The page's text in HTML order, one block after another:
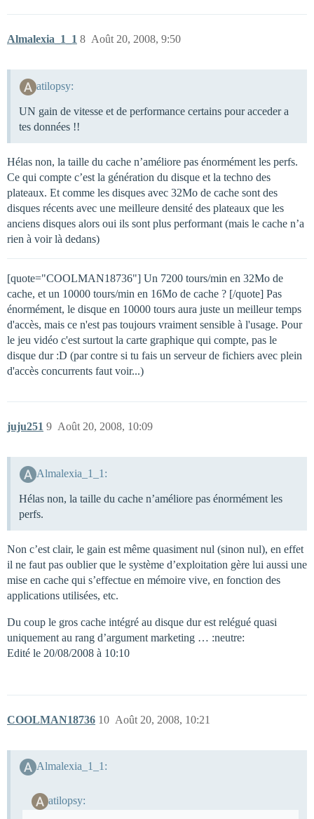
Almalexia_1_1 Août 20, 2008, 9:50
8
atilopsy:
UN gain de vitesse et de performance certains pour acceder a
tes données !!
Hélas non, la taille du cache n’améliore pas énormément les perfs.
Ce qui compte c’est la génération du disque et la techno des
plateaux. Et comme les disques avec 32Mo de cache sont des
disques récents avec une meilleure densité des plateaux que les
anciens disques alors oui ils sont plus performant (mais le cache n’a
rien à voir là dedans)
[quote="COOLMAN18736"] Un 7200 tours/min en 32Mo de
cache, et un 10000 tours/min en 16Mo de cache ? [/quote] Pas
énormément, le disque en 10000 tours aura juste un meilleur temps
d'accès, mais ce n'est pas toujours vraiment sensible à l'usage. Pour
le jeu vidéo c'est surtout la carte graphique qui compte, pas le
disque dur :D (par contre si tu fais un serveur de fichiers avec plein
d'accès concurrents faut voir...)
juju251 Août 20, 2008, 10:09
9
Almalexia_1_1:
Hélas non, la taille du cache n’améliore pas énormément les
perfs.
Non c’est clair, le gain est même quasiment nul (sinon nul), en effet
il ne faut pas oublier que le système d’exploitation gère lui aussi une
mise en cache qui s’effectue en mémoire vive, en fonction des
applications utilisées, etc.
Du coup le gros cache intégré au disque dur est relégué quasi
uniquement au rang d’argument marketing … :neutre:
Edité le 20/08/2008 à 10:10
COOLMAN18736 Août 20, 2008, 10:21
10
Almalexia_1_1:
atilopsy: